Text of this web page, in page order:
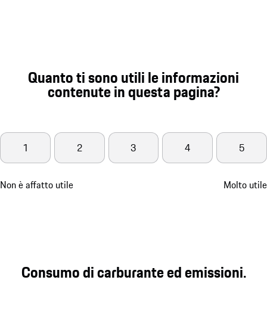
Quanto ti sono utili le informazioni
contenute in questa pagina?
Non è affatto utile
1 2 3 4 5
Molto utile
Consumo di carburante ed emissioni.